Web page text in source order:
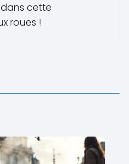
cette
roues !